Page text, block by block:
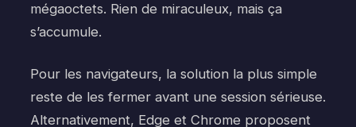
mégaoctets. Rien de miraculeux, mais ça
s’accumule.
Pour les navigateurs, la solution la plus simple
reste de les fermer avant une session sérieuse.
Alternativement, Edge et Chrome proposent